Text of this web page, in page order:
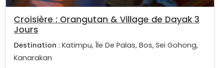
Croisière : Orangutan & Village de Dayak 3
Jours
Destination : Katimpu, Île De Palas, Bos, Sei Gohong,
Kanarakan